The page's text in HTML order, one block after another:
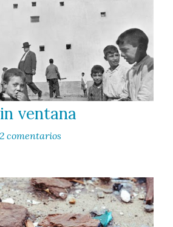
ventana
2 comentarios